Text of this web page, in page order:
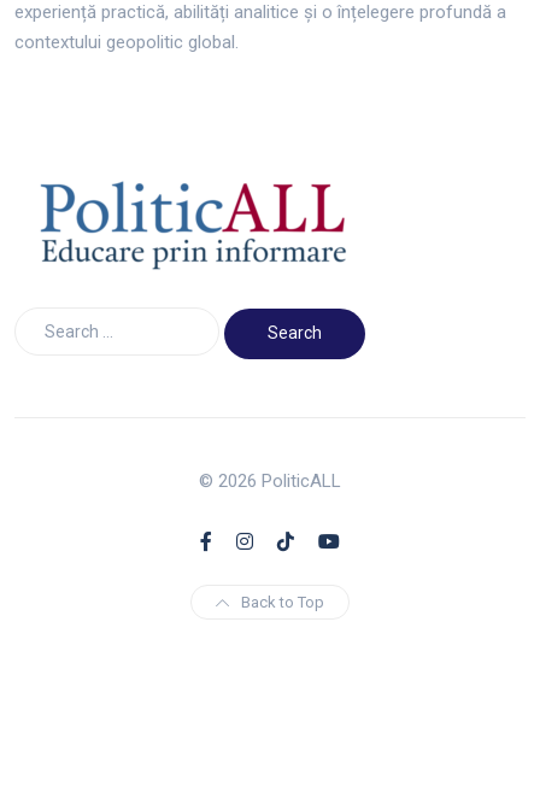
experiență practică, abilități analitice și o înțelegere profundă a
contextului geopolitic global.
© 2026 PoliticALL
Back to Top